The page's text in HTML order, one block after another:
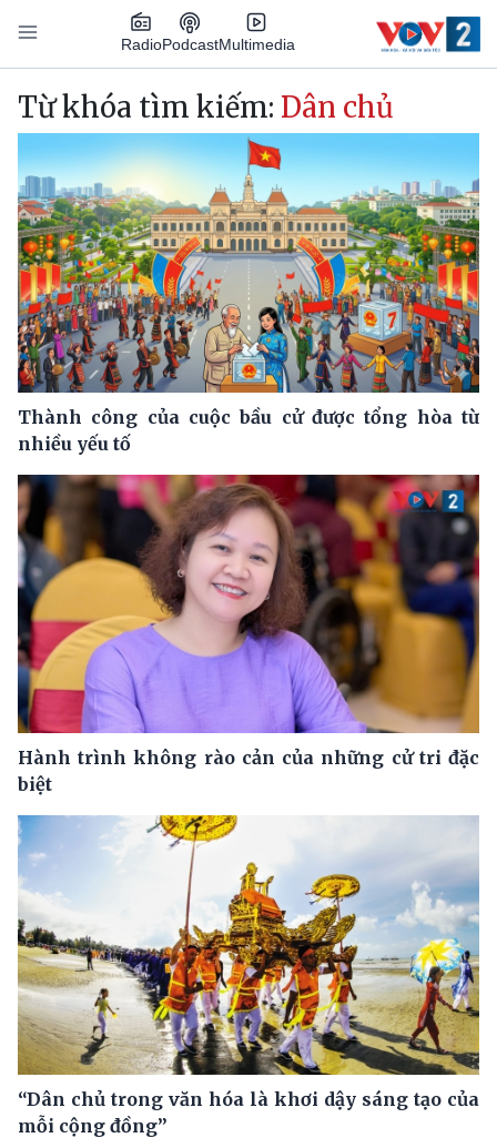
Nhảy đến nội dung
RadioPodcastMultimedia
Main navigation
Từ khóa tìm kiếm: Dân chủ
Thành công của cuộc bầu cử được tổng hòa từ
nhiều yếu tố
Hành trình không rào cản của những cử tri đặc
biệt
“Dân chủ trong văn hóa là khơi dậy sáng tạo của
mỗi cộng đồng”